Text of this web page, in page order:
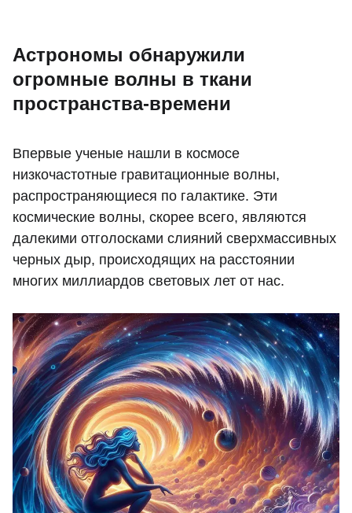
Астрономы обнаружили
огромные волны в ткани
пространства-времени
Впервые ученые нашли в космосе
низкочастотные гравитационные волны,
распространяющиеся по галактике. Эти
космические волны, скорее всего, являются
далекими отголосками слияний сверхмассивных
черных дыр, происходящих на расстоянии
многих миллиардов световых лет от нас.